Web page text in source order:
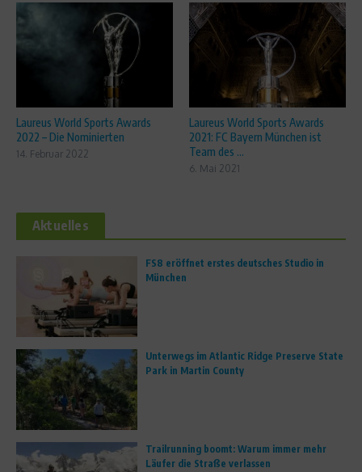
Laureus World Sports Awards
2022 – Die Nominierten
14. Februar 2022
Laureus World Sports Awards
2021: FC Bayern München ist
Team des ...
6. Mai 2021
Aktuelles
FS8 eröffnet erstes deutsches Studio in
München
Unterwegs im Atlantic Ridge Preserve State
Park in Martin County
Trailrunning boomt: Warum immer mehr
Läufer die Straße verlassen